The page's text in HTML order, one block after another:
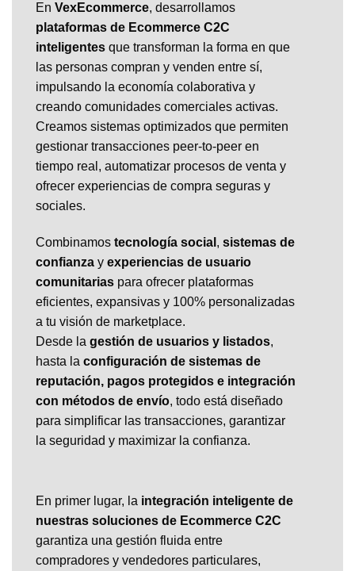
En VexEcommerce, desarrollamos
plataformas de Ecommerce C2C
inteligentes que transforman la forma en que
las personas compran y venden entre sí,
impulsando la economía colaborativa y
creando comunidades comerciales activas.
Creamos sistemas optimizados que permiten
gestionar transacciones peer-to-peer en
tiempo real, automatizar procesos de venta y
ofrecer experiencias de compra seguras y
sociales.
Combinamos tecnología social , sistemas de
confianza y experiencias de usuario
comunitarias para ofrecer plataformas
eficientes, expansivas y 100% personalizadas
a tu visión de marketplace.
Desde la gestión de usuarios y listados,
hasta la configuración de sistemas de
reputación, pagos protegidos e integración
con métodos de envío, todo está diseñado
para simplificar las transacciones, garantizar
la seguridad y maximizar la confianza.
En primer lugar, la integración inteligente de
nuestras soluciones de Ecommerce C2C
garantiza una gestión fluida entre
compradores y vendedores particulares,